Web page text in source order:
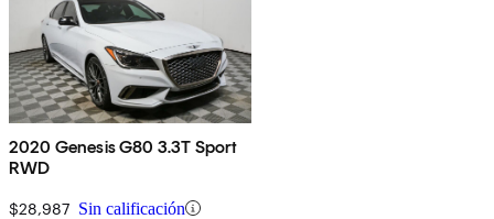
2020 Genesis G80 3.3T Sport
RWD
$28,987 Sin calificación